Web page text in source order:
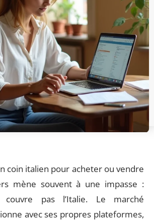
coin italien pour acheter ou vendre
mène souvent à une impasse :
couvre pas l’Italie. Le marché
avec ses propres plateformes,